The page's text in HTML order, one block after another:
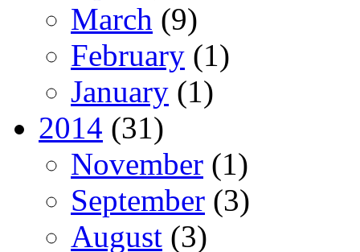
March (9)
February (1)
January (1)
2014 (31)
November (1)
September (3)
August (3)